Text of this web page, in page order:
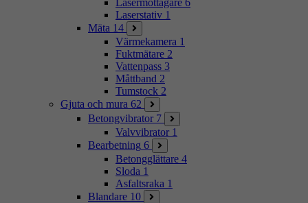
Lasermottagare 6
Laserstativ 1
Mäta 14
Värmekamera 1
Fuktmätare 2
Vattenpass 3
Måttband 2
Tumstock 2
Gjuta och mura 62
Betongvibrator 7
Valvvibrator 1
Bearbetning 6
Betongglättare 4
Sloda 1
Asfaltsraka 1
Blandare 10